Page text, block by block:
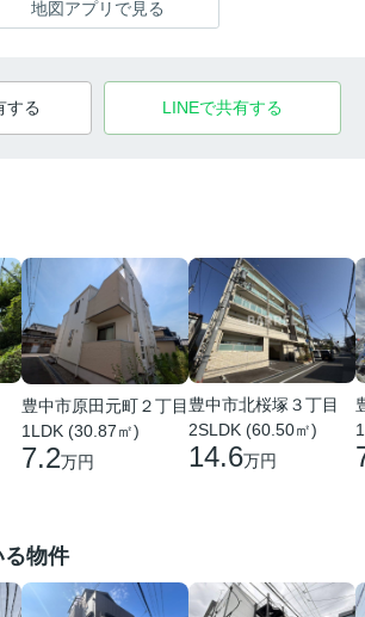
地図アプリで見る
する LINEで共有する
豊中市原田元町２丁目
1LDK (30.87㎡)
7.2万円
豊中市北桜塚３丁目
2SLDK (60.50㎡)
14.6万円
る物件